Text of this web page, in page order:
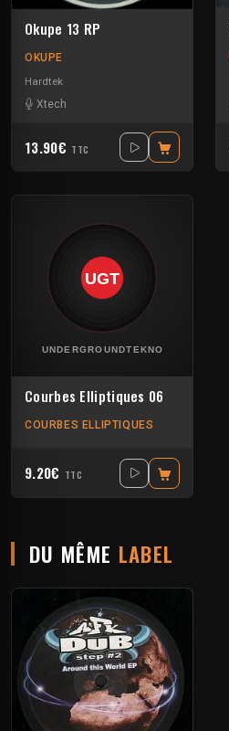
Okupe 13 RP
OKUPE
Hardtek
Xtech
13.90€ TTC
Courbes Elliptiques 06
COURBES ELLIPTIQUES
9.20€ TTC
DU MÊME LABEL